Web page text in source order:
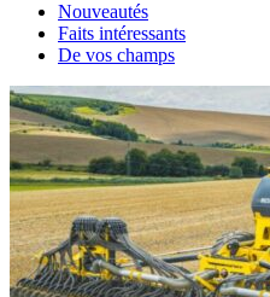
Nouveautés
Faits intéressants
De vos champs